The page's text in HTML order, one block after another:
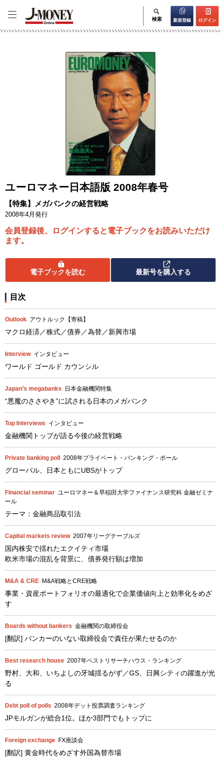
検索 新規登録 ログイン
ユーロマネー日本語版 2008年春号
【特集】メガバンクの経営戦略
2008年4月発行
会員登録後、ログインすると電子ブックをお読みいただけ
ます。
電子ブックを読む 最新号を購入する
目次
Outlook アウトルック【寄稿】
マクロ経済／株式／債券／為替／新興市場
Interview インタビュー
ワールド ゴールド カウンシル
Japan’s megabanks 日本金融機関特集
“悪魔のささやき”に試される日本のメガバンク
Top Interviews インタビュー
金融機関トップが語る今後の経営戦略
Private banking poll 2008年プライベート・バンキング・ポール
グローバル、日本ともにUBSがトップ
Financial seminar ユーロマネー＆早稲田大学ファイナンス研究科 金融ゼミナ
ール
テーマ：金融商品取引法
Capital markets review 2007年リーグテーブルズ
国内株安で揺れたエクイティ市場
欧米市場の混乱を背景に、債券発行額は増加
M&A & CRE M&A戦略とCRE戦略
事業・資産ポートフォリオの最適化で企業価値向上と効率化をめざ
す
Boards without bankers 金融機関の取締役会
[翻訳] バンカーのいない取締役会で責任が果たせるのか
Best research house 2007年ベストリサーチハウス・ランキング
野村、大和、いちよしの牙城揺るがず／GS、日興シティの躍進が光
る
Debt poll of polls 2008年デット投票調査ランキング
JPモルガンが総合1位。ほか3部門でもトップに
Foreign exchange FX座談会
[翻訳] 黄金時代をめざす外国為替市場